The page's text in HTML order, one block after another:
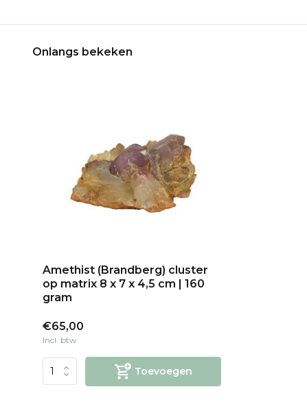
Onlangs bekeken
Amethist (Brandberg) cluster
op matrix 8 x 7 x 4,5 cm | 160
gram
€65,00
Incl. btw
Toevoegen